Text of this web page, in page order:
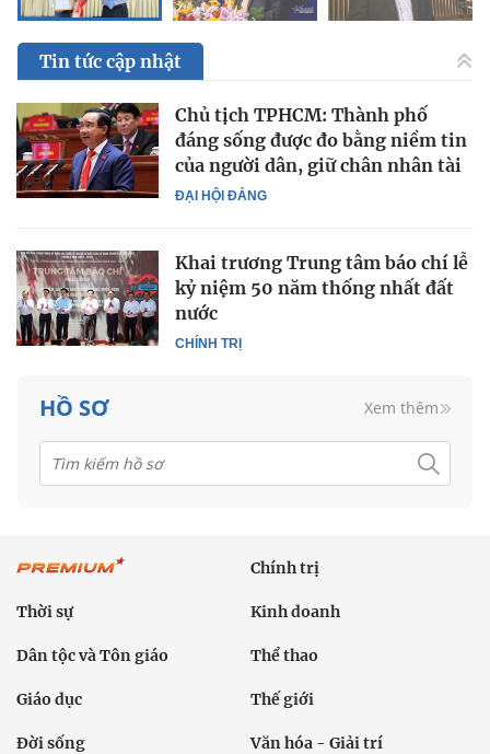
Tin tức cập nhật
ĐẠI HỘI ĐẢNG
Chủ tịch TPHCM: Thành phố
đáng sống được đo bằng niềm tin
của người dân, giữ chân nhân tài
CHÍNH TRỊ
Khai trương Trung tâm báo chí lễ
kỷ niệm 50 năm thống nhất đất
nước
HỒ SƠ Xem thêm
Chính trị
Thời sự Kinh doanh
Dân tộc và Tôn giáo Thể thao
Giáo dục Thế giới
Đời sống Văn hóa - Giải trí